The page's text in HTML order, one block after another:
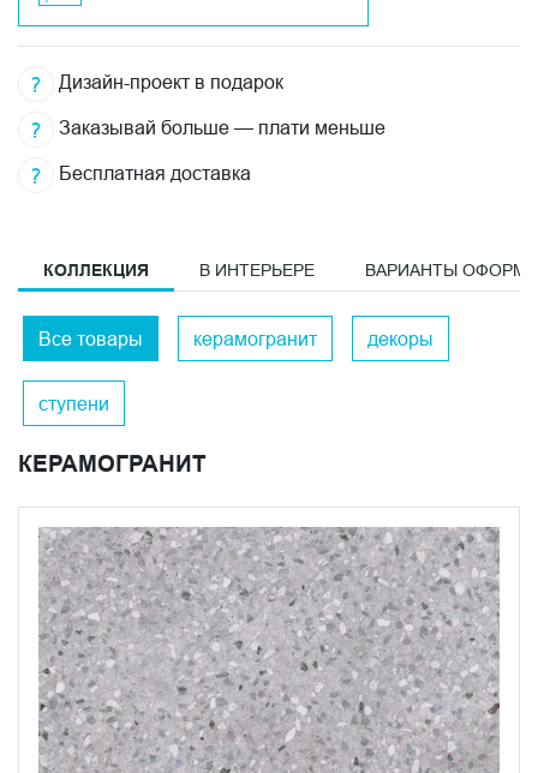
Дизайн-проект в подарок
Заказывай больше — плати меньше
Бесплатная доставка
КОЛЛЕКЦИЯ В ИНТЕРЬЕРЕ ВАРИАНТЫ
Все товары керамогранит декоры
ступени
КЕРАМОГРАНИТ